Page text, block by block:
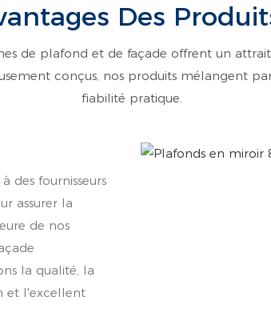
Des
de plafond et de façade offrent un
conçus, nos produits mélangent
fiabilité pratique.
des fournisseurs
assurer la
de nos
la qualité, la
et l'excellent